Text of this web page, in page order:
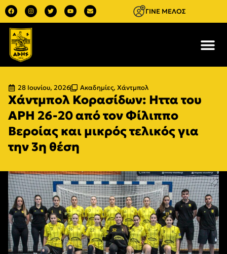
ΓΙΝΕ ΜΕΛΟΣ
28 Ιουνίου, 2026 Ακαδημίες, Χάντμπολ
Χάντμπολ Κορασίδων: Ηττα του
ΑΡΗ 26-20 από τον Φίλιππο
Βεροίας και μικρός τελικός για
την 3η θέση